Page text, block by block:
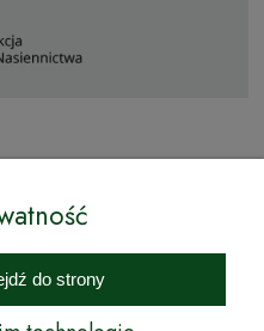
Sady to inicjatywa
jest wprowadzenie na
drzewek ozdobnych oraz
do strony